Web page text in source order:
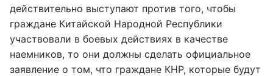
действительно выступают против того, чтобы
граждане Китайской Народной Республики
участвовали в боевых действиях в качестве
наемников, то они должны сделать официальное
заявление о том, что граждане КНР, которые будут